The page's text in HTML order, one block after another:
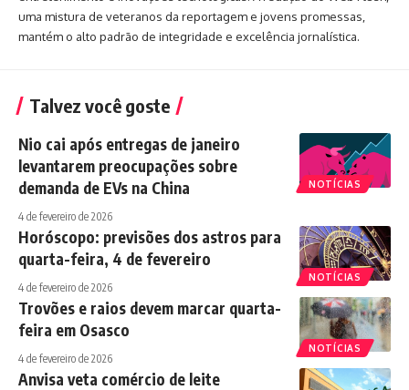
uma mistura de veteranos da reportagem e jovens promessas,
mantém o alto padrão de integridade e excelência jornalística.
Talvez você goste
NOTÍCIAS
Nio cai após entregas de janeiro
levantarem preocupações sobre
demanda de EVs na China
4 de fevereiro de 2026
NOTÍCIAS
Horóscopo: previsões dos astros para
quarta-feira, 4 de fevereiro
4 de fevereiro de 2026
NOTÍCIAS
Trovões e raios devem marcar quarta-
feira em Osasco
4 de fevereiro de 2026
Anvisa veta comércio de leite